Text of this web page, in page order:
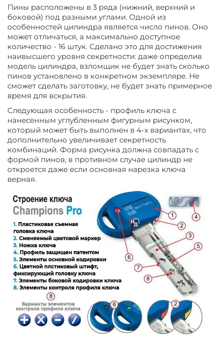
Пины расположены в 3 ряда (нижний, верхний и
боковой) под разными углами. Одной из
особенностей цилиндра является число пинов. Оно
может отличаться, а максимально доступное
количество - 16 штук. Сделано это для достижения
наивысшего уровня секретности: даже определив
модель цилиндра, взломщик не будет знать сколько
пинов установлено в конкретном экземпляре. Не
сможет сделать заготовку, не будет знать примерное
время для вскрытия.
Следующая особенность - профиль ключа с
нанесенным углубленным фигурным рисунком,
который может быть выполнен в 4-х вариантах, что
дополнительно увеличивает секретность
комбинаций. Форма рисунка должна совпадать с
формой пинов, в противном случае цилиндр не
откроется даже если основная нарезка ключа
верная.